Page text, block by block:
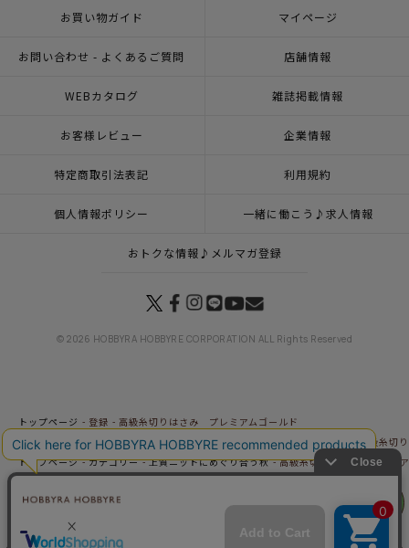
フェア
お買い物ガイド マイページ
お問い合わせ - よくあるご質問 店舗情報
WEBカタログ 雑誌掲載情報
お客様レビュー 企業情報
特定商取引法表記 利用規約
個人情報ポリシー 一緒に働こう♪求人情報
おトクな情報♪メルマガ登録
© 2026 HOBBYRA HOBBYRE CORPORATION ALL Rights Reserved
トップページ 登録
高級糸切りはさみ プレミアムゴールド
トップページ
カテゴリー 2月10日（火）発売の新商品＆おすすめ商品
高級糸切
トップページ
カテゴリー 上質ニットにめぐり合う秋 高級糸切りはさみ プレミ
トップページ
用具 針・はさみ
高級糸切りはさみ プレミアムゴールド
トップページ
高級糸切りはさみ プレミアムゴールド
トップページ
特集一覧 高級糸切りはさみ プレミアムゴールド